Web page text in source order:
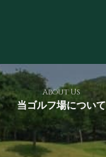
About Us
当ゴルフ場について